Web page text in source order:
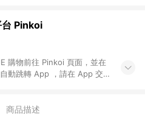
台 Pinkoi
購物前往 Pinkoi 頁面，並在
動跳轉 App ，請在 App 交
，例如首購優惠，P coins，
商品描述